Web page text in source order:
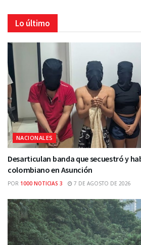
Lo último
NACIONALES
Desarticulan banda que secuestró y
colombiano en Asunción
POR 1000 NOTICIAS 3 7 DE AGOSTO DE 2026